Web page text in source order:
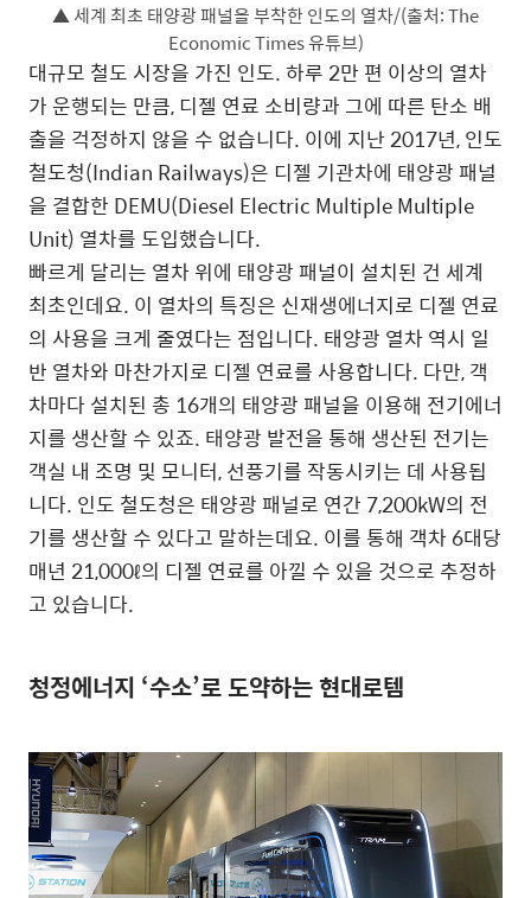
▲ 세계 최초 태양광 패널을 부착한 인도의 열차/(출처: The
Economic Times 유튜브)
대규모 철도 시장을 가진 인도. 하루 2만 편 이상의 열차
가 운행되는 만큼, 디젤 연료 소비량과 그에 따른 탄소 배
출을 걱정하지 않을 수 없습니다. 이에 지난 2017년, 인도
철도청(Indian Railways)은 디젤 기관차에 태양광 패널
을 결합한 DEMU(Diesel Electric Multiple Multiple
Unit) 열차를 도입했습니다.
빠르게 달리는 열차 위에 태양광 패널이 설치된 건 세계
최초인데요. 이 열차의 특징은 신재생에너지로 디젤 연료
의 사용을 크게 줄였다는 점입니다. 태양광 열차 역시 일
반 열차와 마찬가지로 디젤 연료를 사용합니다. 다만, 객
차마다 설치된 총 16개의 태양광 패널을 이용해 전기에너
지를 생산할 수 있죠. 태양광 발전을 통해 생산된 전기는
객실 내 조명 및 모니터, 선풍기를 작동시키는 데 사용됩
니다. 인도 철도청은 태양광 패널로 연간 7,200kW의 전
기를 생산할 수 있다고 말하는데요. 이를 통해 객차 6대당
매년 21,000ℓ의 디젤 연료를 아낄 수 있을 것으로 추정하
고 있습니다.
청정에너지 ‘수소’로 도약하는 현대로템